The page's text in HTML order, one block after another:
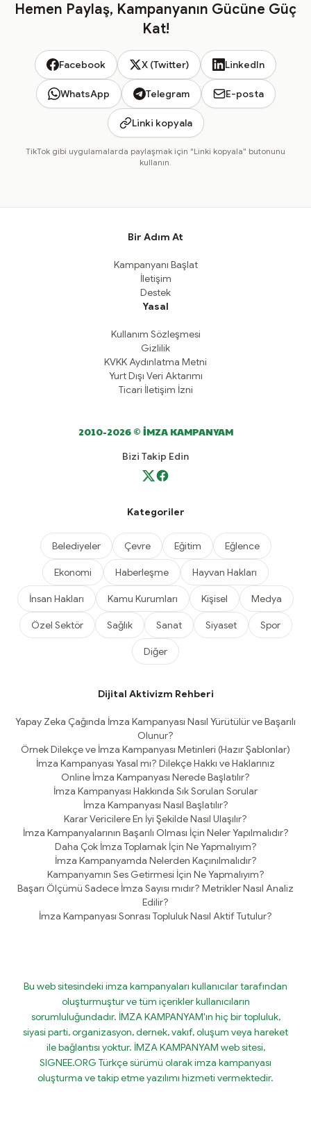
Hemen Paylaş, Kampanyanın Gücüne Güç
Kat!
Facebook X (Twitter) LinkedIn
WhatsApp Telegram E-posta
Linki kopyala
TikTok gibi uygulamalarda paylaşmak için "Linki kopyala" butonunu
kullanın.
Bir Adım At
Kampanyanı Başlat
İletişim
Destek
Yasal
Kullanım Sözleşmesi
Gizlilik
KVKK Aydınlatma Metni
Yurt Dışı Veri Aktarımı
Ticari İletişim İzni
2010-2026 © İMZA KAMPANYAM
Bizi Takip Edin
Kategoriler
Belediyeler Çevre Eğitim Eğlence
Ekonomi Haberleşme Hayvan Hakları
İnsan Hakları Kamu Kurumları Kişisel Medya
Özel Sektör Sağlık Sanat Siyaset Spor
Diğer
Dijital Aktivizm Rehberi
Yapay Zeka Çağında İmza Kampanyası Nasıl Yürütülür ve Başarılı
Olunur?
Örnek Dilekçe ve İmza Kampanyası Metinleri (Hazır Şablonlar)
İmza Kampanyası Yasal mı? Dilekçe Hakkı ve Haklarınız
Online İmza Kampanyası Nerede Başlatılır?
İmza Kampanyası Hakkında Sık Sorulan Sorular
İmza Kampanyası Nasıl Başlatılır?
Karar Vericilere En İyi Şekilde Nasıl Ulaşılır?
İmza Kampanyalarının Başarılı Olması İçin Neler Yapılmalıdır?
Daha Çok İmza Toplamak İçin Ne Yapmalıyım?
İmza Kampanyamda Nelerden Kaçınılmalıdır?
Kampanyamın Ses Getirmesi İçin Ne Yapmalıyım?
Başarı Ölçümü Sadece İmza Sayısı mıdır? Metrikler Nasıl Analiz
Edilir?
İmza Kampanyası Sonrası Topluluk Nasıl Aktif Tutulur?
Bu web sitesindeki imza kampanyaları kullanıcılar tarafından
oluşturmuştur ve tüm içerikler kullanıcıların
sorumluluğundadır. İMZA KAMPANYAM'ın hiç bir topluluk,
siyasi parti, organizasyon, dernek, vakıf, oluşum veya hareket
ile bağlantısı yoktur. İMZA KAMPANYAM web sitesi,
SIGNEE.ORG Türkçe sürümü olarak imza kampanyası
oluşturma ve takip etme yazılımı hizmeti vermektedir.